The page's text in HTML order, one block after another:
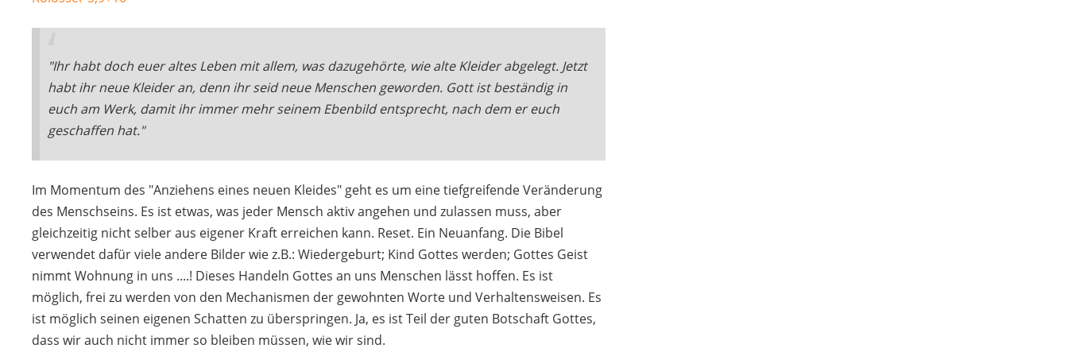
"Ihr habt doch euer altes Leben mit allem, was dazugehörte, wie alte Kleider abgelegt. Jetzt
habt ihr neue Kleider an, denn ihr seid neue Menschen geworden. Gott ist beständig in
euch am Werk, damit ihr immer mehr seinem Ebenbild entsprecht, nach dem er euch
geschaffen hat."
Im Momentum des "Anziehens eines neuen Kleides" geht es um eine tiefgreifende Veränderung
des Menschseins. Es ist etwas, was jeder Mensch aktiv angehen und zulassen muss, aber
gleichzeitig nicht selber aus eigener Kraft erreichen kann. Reset. Ein Neuanfang. Die Bibel
verwendet dafür viele andere Bilder wie z.B.: Wiedergeburt; Kind Gottes werden; Gottes Geist
nimmt Wohnung in uns ....! Dieses Handeln Gottes an uns Menschen lässt hoffen. Es ist
möglich, frei zu werden von den Mechanismen der gewohnten Worte und Verhaltensweisen. Es
ist möglich seinen eigenen Schatten zu überspringen. Ja, es ist Teil der guten Botschaft Gottes,
dass wir auch nicht immer so bleiben müssen, wie wir sind.